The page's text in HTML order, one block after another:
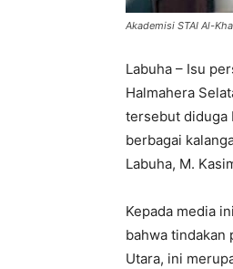
Akademisi STAI Al-
Labuha – Isu
Halmahera
tersebut diduga
berbagai
Labuha, M.
Kepada media
bahwa tindakan
Utara, ini